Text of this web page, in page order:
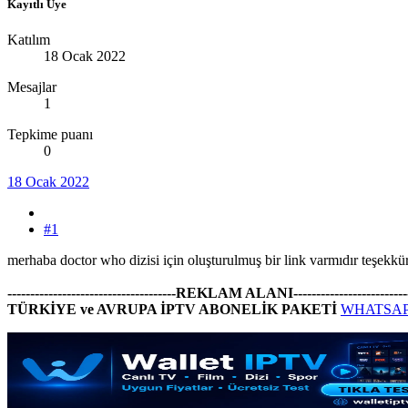
Kayıtlı Üye
Katılım
18 Ocak 2022
Mesajlar
1
Tepkime puanı
0
18 Ocak 2022
#1
merhaba doctor who dizisi için oluşturulmuş bir link varmıdır
-------------------------------------REKLAM
TÜRKİYE ve AVRUPA İPTV ABONELİK PAKETİ